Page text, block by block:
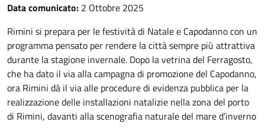
Data comunicato: 2 Ottobre 2025
Rimini si prepara per le festività di Natale e Capodanno con un
programma pensato per rendere la città sempre più attrattiva
durante la stagione invernale. Dopo la vetrina del Ferragosto,
che ha dato il via alla campagna di promozione del Capodanno,
ora Rimini dà il via alle procedure di evidenza pubblica per la
realizzazione delle installazioni natalizie nella zona del porto
di Rimini, davanti alla scenografia naturale del mare d’inverno